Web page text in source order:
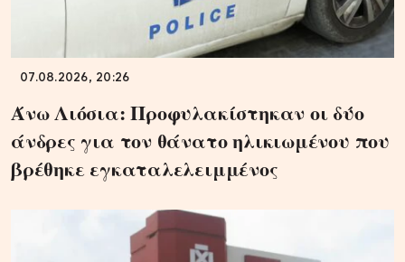
07.08.2026, 20:26
Άνω Λιόσια: Προφυλακίστηκαν οι δύο
άνδρες για τον θάνατο ηλικιωμένου που
βρέθηκε εγκαταλελειμμένος